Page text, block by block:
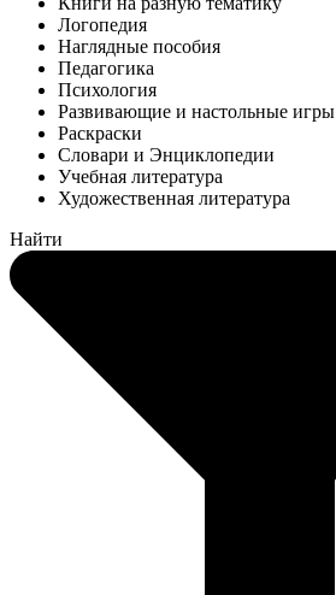
Логопедия
Наглядные пособия
Педагогика
Психология
Развивающие и настольные игры
Раскраски
Словари и Энциклопедии
Учебная литература
Художественная литература
Найти